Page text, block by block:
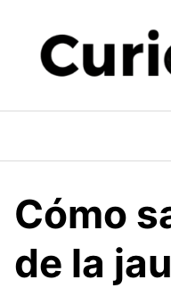
contenido
Cómo
de la